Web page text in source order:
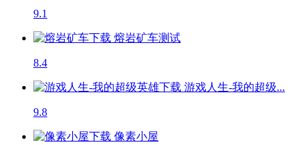
9.1
熔岩矿车测试
8.4
游戏人生-我的超级...
9.8
像素小屋